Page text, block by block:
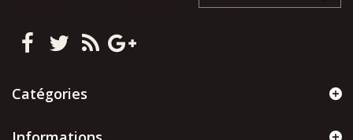
Catégories